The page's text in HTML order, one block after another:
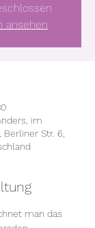
ansehen
im
Berliner Str. 6,
man das